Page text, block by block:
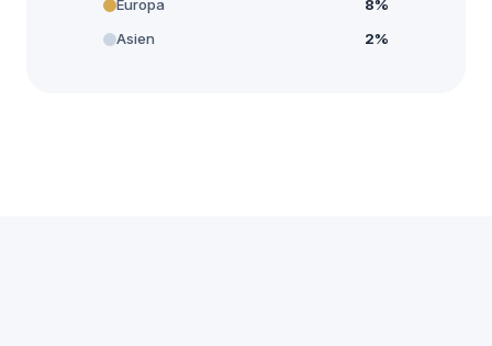
Europa
8%
Asien
2%